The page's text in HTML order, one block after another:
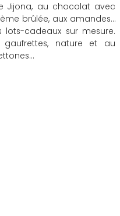
Jijona, au chocolat avec
brûlée, aux amandes…
cadeaux sur mesure.
gaufrettes, nature et au